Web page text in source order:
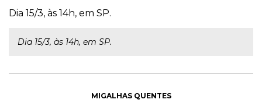
Dia 15/3, às 14h, em SP.
Dia 15/3, às 14h, em SP.
MIGALHAS QUENTES